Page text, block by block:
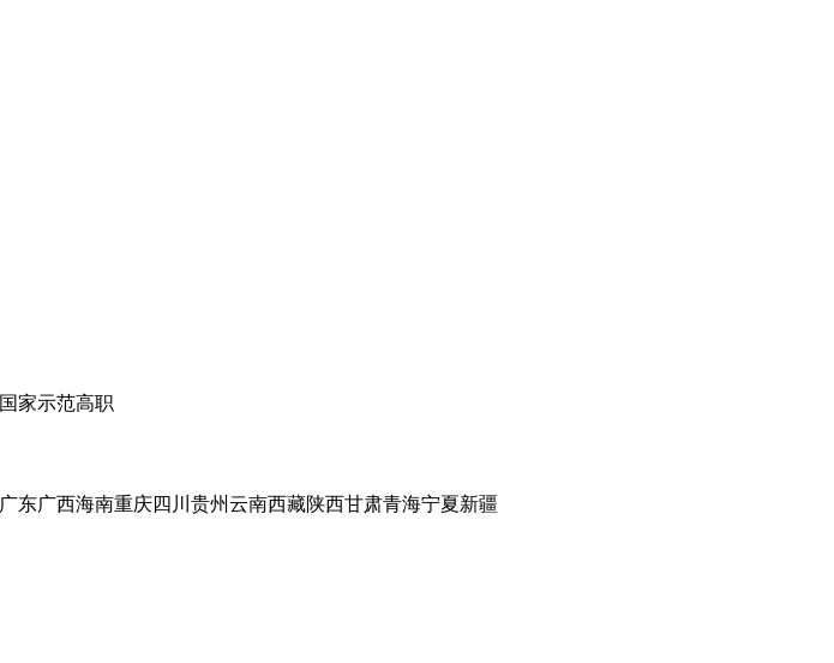
国家示范高职
广东广西海南重庆四川 贵州云南西藏陕西甘肃青海宁夏新疆